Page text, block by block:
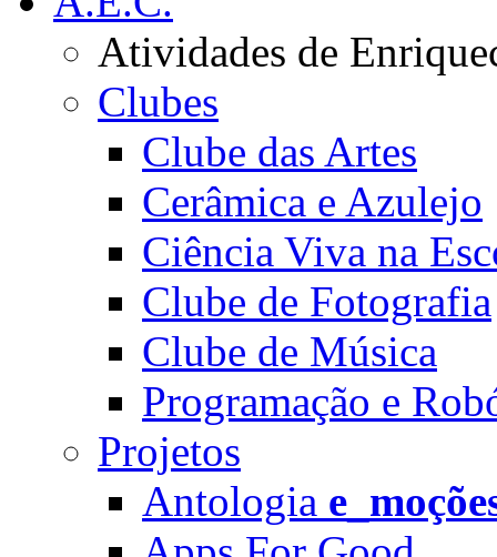
Atividades de
Clubes
Clube das Artes
Cerâmica e Azulejo
Ciência Viva na
Clube de Fotografia
Clube de Música
Programação e
Projetos
Antologia